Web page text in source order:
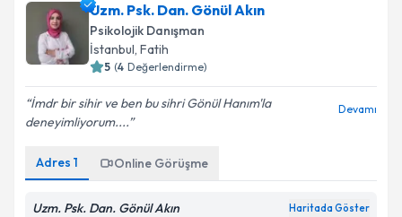
Uzm. Psk. Dan. Gönül Akın
Psikolojik Danışman
İstanbul, Fatih
5 (4 Değerlendirme)
İmdr bir sihir ve ben bu sihri Gönül Hanım'la
deneyimliyorum....
Devamı
Adres 1 Online Görüşme
Uzm. Psk. Dan. Gönül Akın Haritada Göster